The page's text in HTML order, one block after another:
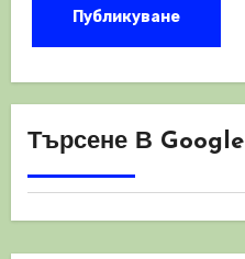
Търсене В Google